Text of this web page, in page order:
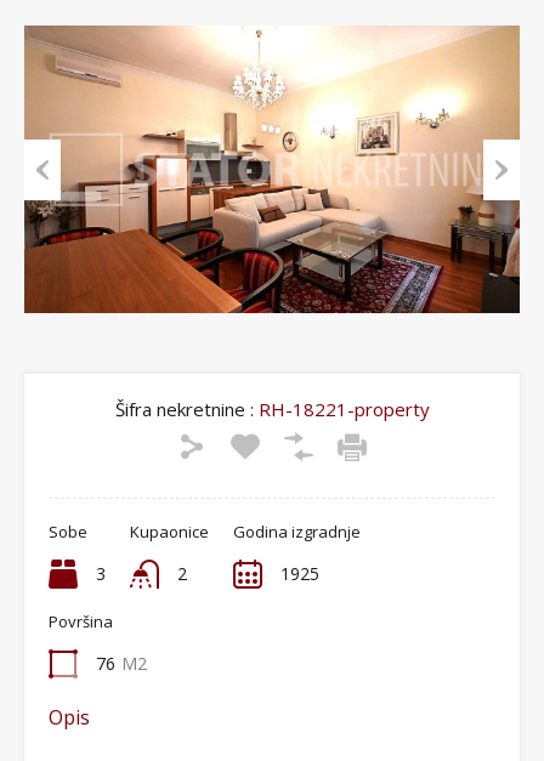
Previous Next
Šifra nekretnine : RH-18221-property
Sobe
3
Kupaonice
2
Godina izgradnje
1925
Površina
76 M2
Opis